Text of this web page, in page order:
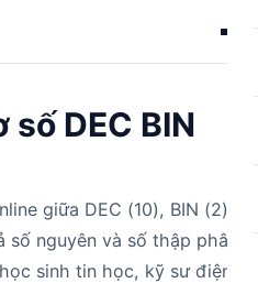
DEC BIN
giữa DEC (10), BIN (2),
nguyên và số thập phân.
sinh tin học, kỹ sư điện